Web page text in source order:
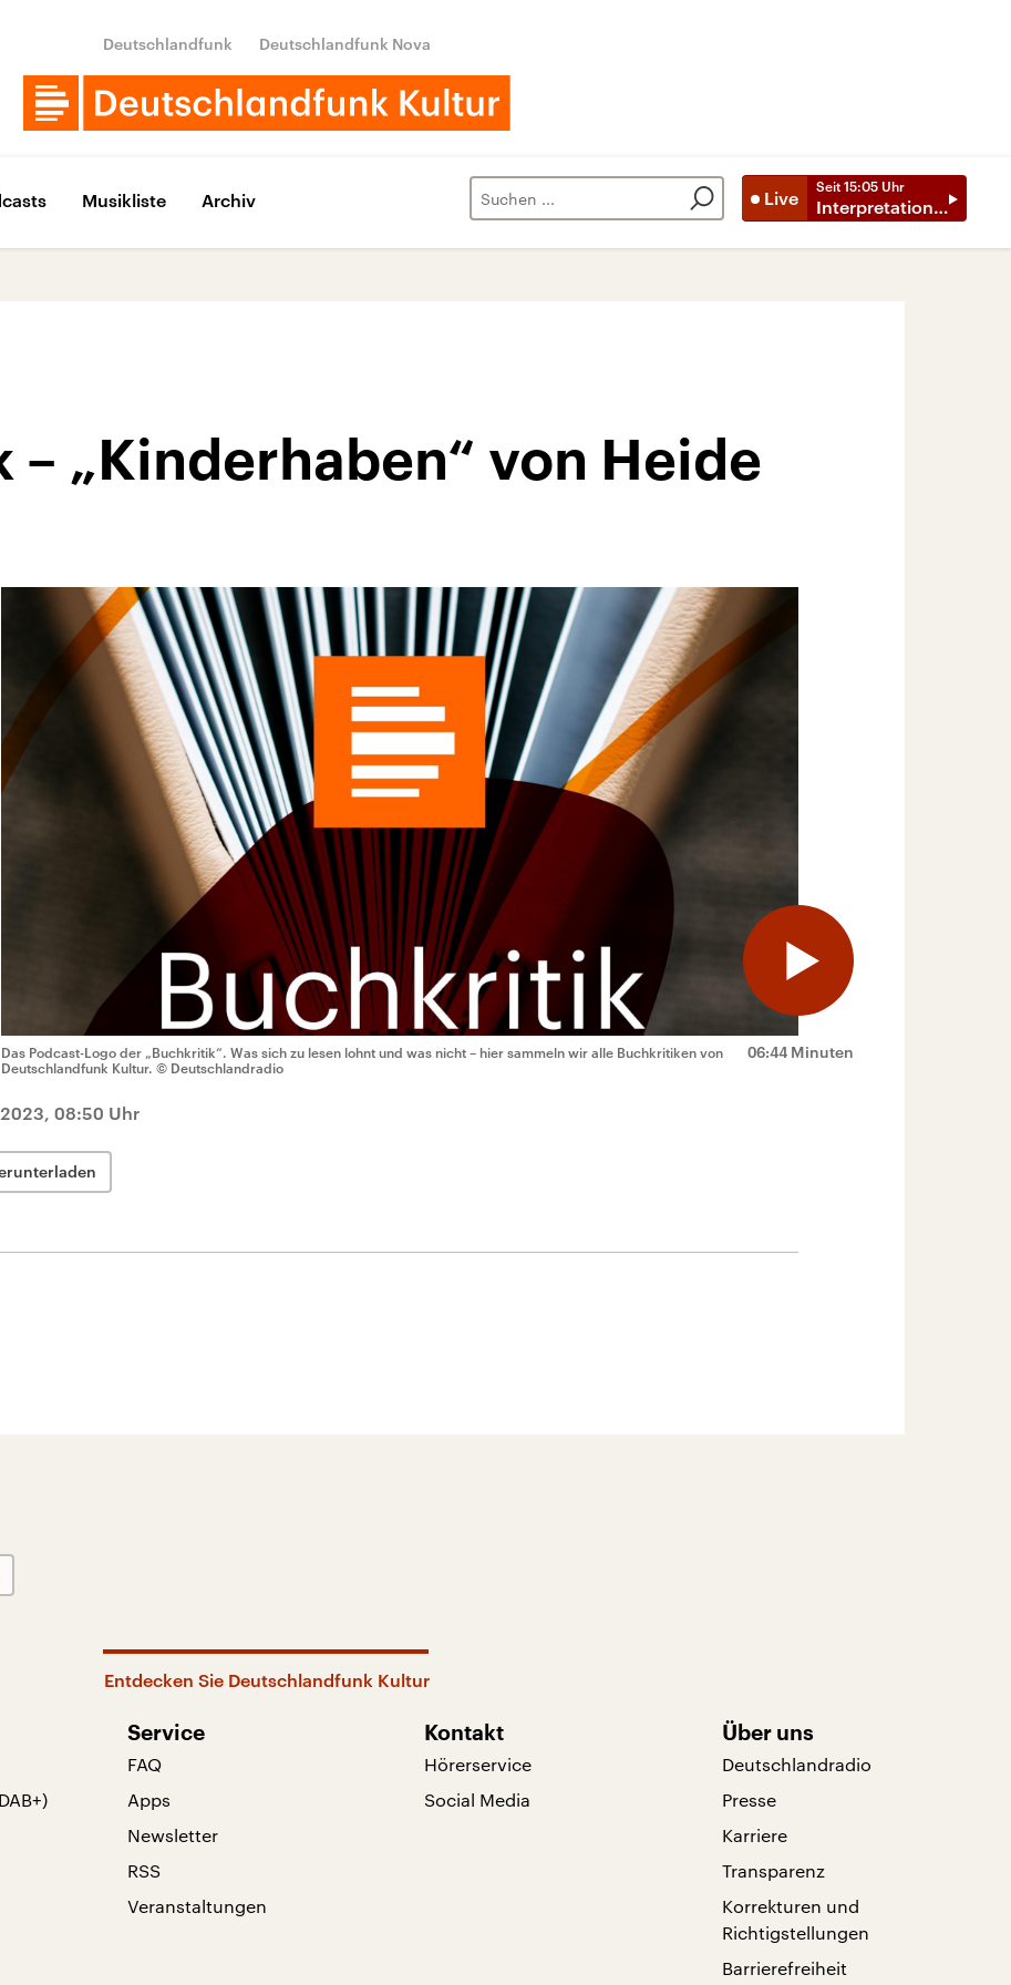
Deutschlandfunk Deutschlandfunk Nova
Live
Seit 15:05 Uhr
Interpretationen
Musikliste Archiv
– „Kinderhaben“ von Heide
06:44 Minuten
Das Podcast-Logo der „Buchkritik“. Was sich zu lesen lohnt und was nicht – hier sammeln wir alle Buchkritiken von
Deutschlandfunk Kultur. © Deutschlandradio
08:50 Uhr
Entdecken Sie Deutschlandfunk Kultur
Service
FAQ
Apps
Newsletter
RSS
Veranstaltungen
Kontakt
Hörerservice
Social Media
Über uns
Deutschlandradio
Presse
Karriere
Transparenz
Korrekturen und
Richtigstellungen
Barrierefreiheit